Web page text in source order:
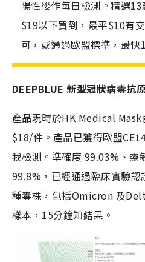
陽性後作每日檢測。精選
$19以下買到，最平$10有
可，或通過歐盟標準，最快
DEEPBLUE 新型冠狀病毒抗
產品現時於HK Medical
$18/件。產品已獲得歐盟
我檢測。準確度 99.03%、靈
99.8%，已經通過臨床實驗認
種毒株，包括Omicron 及
樣本，15分鐘知結果。